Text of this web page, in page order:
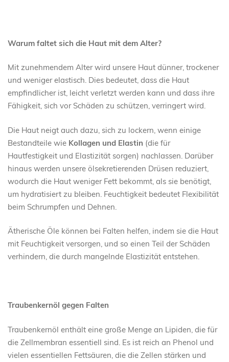
Warum faltet sich die Haut mit dem Alter?
Mit zunehmendem Alter wird unsere Haut dünner, trockener
und weniger elastisch. Dies bedeutet, dass die Haut
empfindlicher ist, leicht verletzt werden kann und dass ihre
Fähigkeit, sich vor Schäden zu schützen, verringert wird.
Die Haut neigt auch dazu, sich zu lockern, wenn einige
Bestandteile wie Kollagen und Elastin (die für
Hautfestigkeit und Elastizität sorgen) nachlassen. Darüber
hinaus werden unsere ölsekretierenden Drüsen reduziert,
wodurch die Haut weniger Fett bekommt, als sie benötigt,
um hydratisiert zu bleiben. Feuchtigkeit bedeutet Flexibilität
beim Schrumpfen und Dehnen.
Ätherische Öle können bei Falten helfen, indem sie die Haut
mit Feuchtigkeit versorgen, und so einen Teil der Schäden
verhindern, die durch mangelnde Elastizität entstehen.
Traubenkernöl gegen Falten
Traubenkernöl enthält eine große Menge an Lipiden, die für
die Zellmembran essentiell sind. Es ist reich an Phenol und
vielen essentiellen Fettsäuren, die die Zellen stärken und